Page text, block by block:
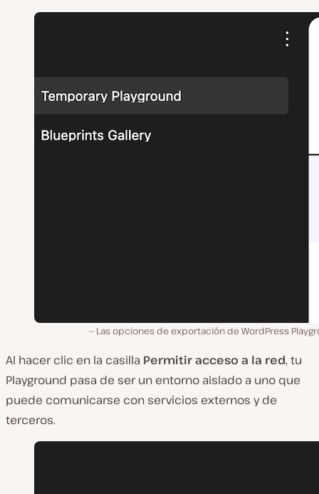
Las opciones de exportación de WordPress
Al hacer clic en la casilla Permitir acceso a la red, tu
Playground pasa de ser un entorno aislado a uno que
puede comunicarse con servicios externos y de
terceros.